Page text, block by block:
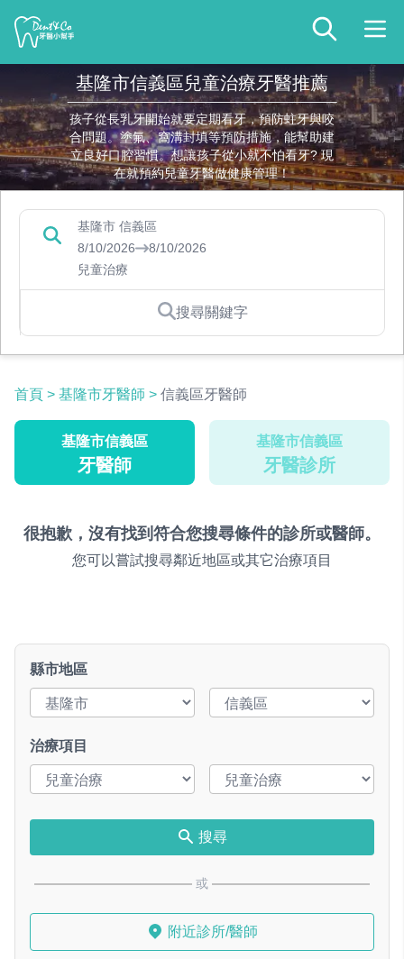
基隆市信義區兒童治療牙醫推薦
孩子從長乳牙開始就要定期看牙，預防蛀牙與咬
合問題。塗氟、窩溝封填等預防措施，能幫助建
立良好口腔習慣。想讓孩子從小就不怕看牙? 現
在就預約兒童牙醫做健康管理！
基隆市 信義區
8/10/2026
8/10/2026
兒童治療
搜尋關鍵字
首頁 > 基隆市牙醫師 > 信義區牙醫師
基隆市信義區
牙醫師
基隆市信義區
牙醫診所
很抱歉，沒有找到符合您搜尋條件的診所或醫師。
您可以嘗試搜尋鄰近地區或其它治療項目
縣市地區
治療項目
搜尋
或
附近診所/醫師